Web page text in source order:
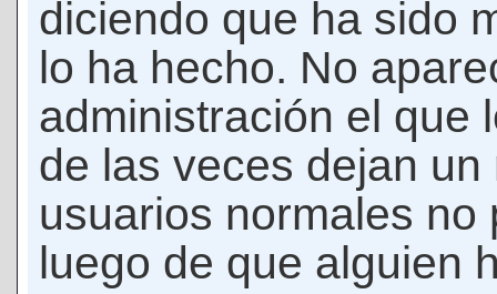
diciendo que ha sido
lo ha hecho. No
administración el que
de las veces dejan
usuarios normales
luego de que alguien